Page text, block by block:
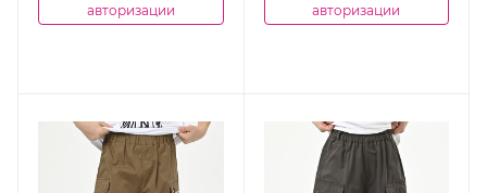
авторизации
авторизации